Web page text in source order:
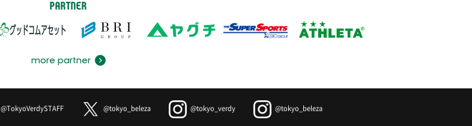
PARTNER
more partner
@TokyoVerdySTAFF @tokyo_beleza @tokyo_verdy @tokyo_beleza